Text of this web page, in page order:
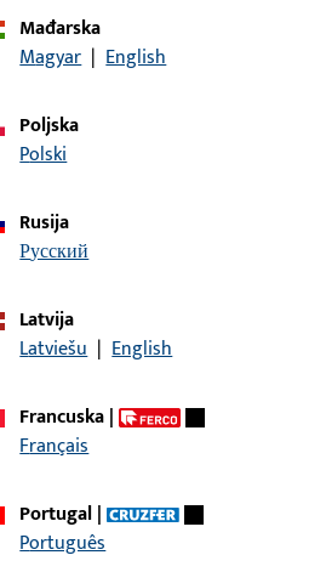
/ dubina 30 mm, ukupna duljina 160
Mađarska
Magyar | English
Poljska
Polski
Rusija
русский
Latvija
Latviešu | English
Francuska|
Français
Portugal|
Português